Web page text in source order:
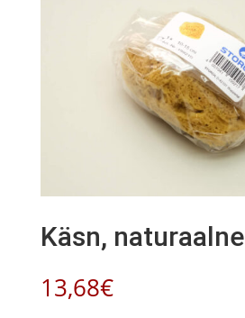
Käsn, naturaalne
13,68€